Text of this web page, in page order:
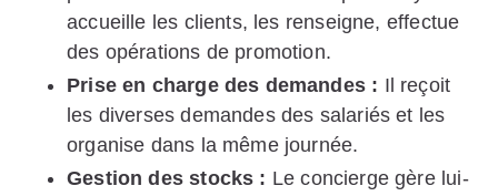
accueille les clients, les renseigne, effectue
des opérations de promotion.
Prise en charge des demandes : Il reçoit
les diverses demandes des salariés et les
organise dans la même journée.
Gestion des stocks : Le concierge gère lui-